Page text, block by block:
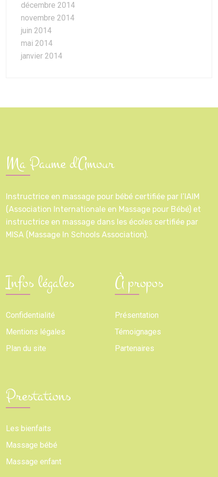
décembre 2014
novembre 2014
juin 2014
mai 2014
janvier 2014
Ma Paume d'Amour
Instructrice en massage pour bébé certifiée par l’IAIM
(Association Internationale en Massage pour Bébé) et
instructrice en massage dans les écoles certifiée par
MISA (Massage In Schools Association).
Infos légales
Confidentialité
Mentions légales
Plan du site
À propos
Présentation
Témoignages
Partenaires
Prestations
Les bienfaits
Massage bébé
Massage enfant